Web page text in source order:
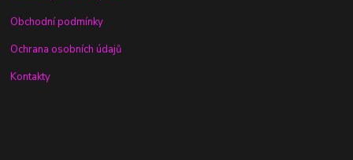
Obchodní podmínky
Ochrana osobních údajů
Kontakty